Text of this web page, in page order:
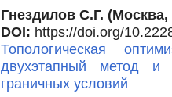
Гнездилов С.Г.
DOI: https://doi.org/
Топологическая
двухэтапный метод и
граничных условий